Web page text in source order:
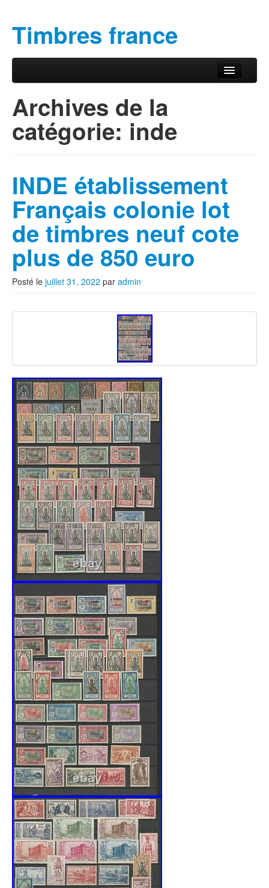
Timbres france
Menu principal
Archives de la
catégorie: inde
INDE établissement
Français colonie lot
de timbres neuf cote
plus de 850 euro
Posté le juillet 31, 2022 par admin